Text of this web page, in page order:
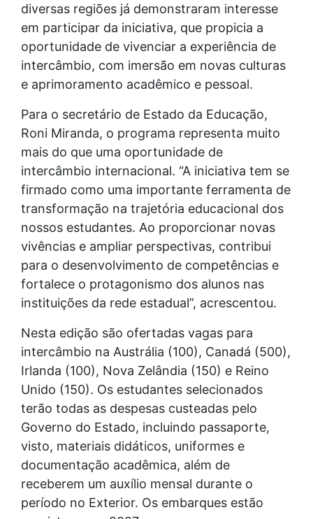
diversas regiões já demonstraram interesse
em participar da iniciativa, que propicia a
oportunidade de vivenciar a experiência de
intercâmbio, com imersão em novas culturas
e aprimoramento acadêmico e pessoal.
Para o secretário de Estado da Educação,
Roni Miranda, o programa representa muito
mais do que uma oportunidade de
intercâmbio internacional. “A iniciativa tem se
firmado como uma importante ferramenta de
transformação na trajetória educacional dos
nossos estudantes. Ao proporcionar novas
vivências e ampliar perspectivas, contribui
para o desenvolvimento de competências e
fortalece o protagonismo dos alunos nas
instituições da rede estadual”, acrescentou.
Nesta edição são ofertadas vagas para
intercâmbio na Austrália (100), Canadá (500),
Irlanda (100), Nova Zelândia (150) e Reino
Unido (150). Os estudantes selecionados
terão todas as despesas custeadas pelo
Governo do Estado, incluindo passaporte,
visto, materiais didáticos, uniformes e
documentação acadêmica, além de
receberem um auxílio mensal durante o
período no Exterior. Os embarques estão